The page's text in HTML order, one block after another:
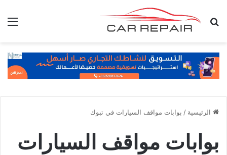
بحث عن
الرئيسية / بوابات مواقف السيارات في تبوك
بوابات مواقف السيارات